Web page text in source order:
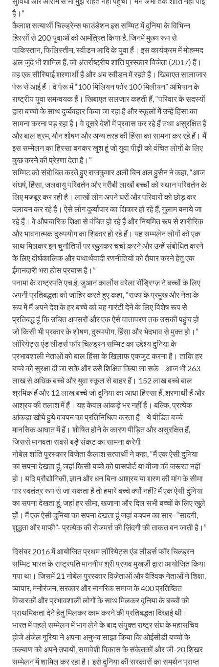
है।”
कैलाश सत्यार्थी चिल्ड्रेन्स फाउंडेशन इस सम्मिट में दुनिया के विभिन्न
हिस्सों से 200 युवाओं को आमंत्रित किया है, जिनमें मुख्य रूप से
पाकिस्तान, फिलिस्तीन, स्वीडन आदि के युवा हैं। इस कार्यक्रम में मोहम्मद
अल जुंदे भी शामिल हैं, जो अंतर्राष्ट्रीय शांति पुरस्कार विजेता (2017) हैं।
वह एक सीरियाई शरणार्थी हैं और अब स्वीडन में रहते हैं। खिबाएत सालाजार
पेरू से आई हैं। वे पेरू में “100 मिलियन फॉर 100 मिलीयन” अभियान के
राष्ट्रीय युवा समन्वयक हैं। खिबाएत सलजार कहती हैं, “परिवार के सदस्यों
द्वारा बच्चों के साथ दुर्व्यवहार किया जा रहा है और स्कूलों में उन्हें हिंसा का
सामना करना पड़ रहा है। वे दूसरे देशों में प्रवास कर रहे हैं तथा असुरक्षित हैं
और बाल श्रम, यौन शोषण और अन्य तरह की हिंसा का सामना कर रहे हैं। मैं
इस सम्मेलन का हिस्सा बनकर खुश हूं जो युवा पीढ़ी को वंचित लोगों के लिए
कुछ करने की प्रेऱणा देता है।”
सम्मिट को संबोधित करते हुए राजकुमार अली बिन अल हुसैन ने कहा, “आज
संघर्ष, हिंसा, जलवायु परिवर्तन और गरीबी लाखों बच्चों को स्थान परिवर्तन के
लिए मजबूर कर रही है। लाखों लोग अपने घरों और परिवारों को छोड़ कर
पलायन कर रहे हैं। ऐसे लोग दुर्व्यापार का शिकार हो रहे हैं, गुलाम बनाये जा
रहे हैं। वे औपचारिक शिक्षा से वंचित हो रहे हैं और नियमित रूप से शारीरिक
और भावनात्मक दुरुपयोग का शिकार हो रहे हैं। यह सम्मलेन लोगों को एक
साथ मिलकर इन चुनौतियों पर खुलकर चर्चा करने और उन्हें संबोधित करने
के लिए दीर्घकालिक और यथार्थवादी रणनीतियों को तैयार करने हेतु एक
ईमानदारी भरा ठोस प्रयास है।”
पनामा के राष्ट्रपति एच.ई. जुआन कार्लोस वरेला रॉड्रिग्ज़ ने बच्चों के लिए
अपनी प्रतिबद्धता को जाहिर करते हुए कहा, “राज्य के प्रमुख और नेता के
रूप में मैं अपने देश के हर बच्चे को यह गारंटी देने के लिए विशेष रूप से
प्रतिबद्ध हूं कि उचित अवसरों और एक ऐसे वातावरण तक उसकी पहुंच हो
जो किसी भी प्रकार के शोषण, दुरुपयोग, हिंसा और भेदभाव से मुक्त हो।”
लॉरियेट्स एंड लीडर्स फॉर चिल्ड्रन सम्मिट का उद्देश्य दुनिया के
प्रभावशाली नेताओं को बाल हिंसा के खिलाफ एकजुट करना है। ताकि हर
बच्चे को सुरक्षा दी जा सके और उसे शिक्षित किया जा सके। आज भी 263
लाख से अधिक बच्चे और युवा स्कूल से बाहर हैं। 152 लाख बच्चे बाल
श्रमिक हैं और 12 लाख बच्चे जो दुनिया का आधा हिस्सा हैं, शरणार्थी हैं और
आश्रय की तलाश में हैं। यह केवल आंकड़े भर नहीं हैं। बल्कि, प्रत्येक
आंकड़ा खोये हुये बचपन का प्रतिनिधित्व करता है। ये पीडित बच्चे
मानसिक आघात में हैं। शोषित होने के कारण पीड़ित और असुरक्षित हैं,
जिससे मानवता सबसे बड़े संकट का सामना करेगी।
नोबेल शांति पुरस्कार विजेता कैलाश सत्यार्थी ने कहा, “मैं एक ऐसी दुनिया
का सपना देखता हूं, जहां किसी बच्चे को पासपोर्ट या वीजा की जरूरत नहीं
हो। यदि प्रौद्योगिकी, ज्ञान और धन बिना आश्रय या शरण की मांग के सीमा
पार स्वतंत्र रूप से जा सकता है तो हमारे बच्चे क्यों नहीं? मैं एक ऐसी दुनिया
का सपना देखता हूं, जहां हर सीमा, खजाना और दिल सभी बच्चों के लिए खुले
हों। मैं एक ऐसी दुनिया का सपना देखता हूं जहां बचपन का सार- “सादगी,
शुद्धता और माफी”- प्रत्येक की रोजमर्रा की ज़िंदगी की ताकत बन जाती है।”
दिसंबर 2016 में आयोजित प्रथम लॉरियेट्स एंड लीडर्स फॉर चिल्ड्रन
सम्मिट भारत के राष्ट्रपति माननीय श्री प्रणव मुखर्जी द्वारा आयोजित किया
गया था। जिसमें 21 नोबेल पुरस्कार विजेताओं और वैश्विक नेताओं ने शिक्षा,
व्यापार, मनोरंजन, सरकार और नागरिक समाज के 400 प्रतिष्ठित
विचारकों और प्रभावशाली लोगों के साथ मिलकर दुनिया के बच्चों को
प्राथमिकता देने हेतु मिलकर काम करने की प्रतिबद्धता दिखाई थी।
भारत में पहले सम्मेलन में भाग लेने के बाद संयुक्त राष्ट्र संघ के महासचिव
होजे अंजेल गुरिया ने अपना अनुभव साझा किया कि ओईसीडी बच्चों के
कल्याण को अपने उपायों, समावेशी विकास के संकेतकों और जी-20 शिखर
सम्मेलन में शामिल कर रहा है। इसे दुनिया की सरकारों का समर्थन प्राप्त